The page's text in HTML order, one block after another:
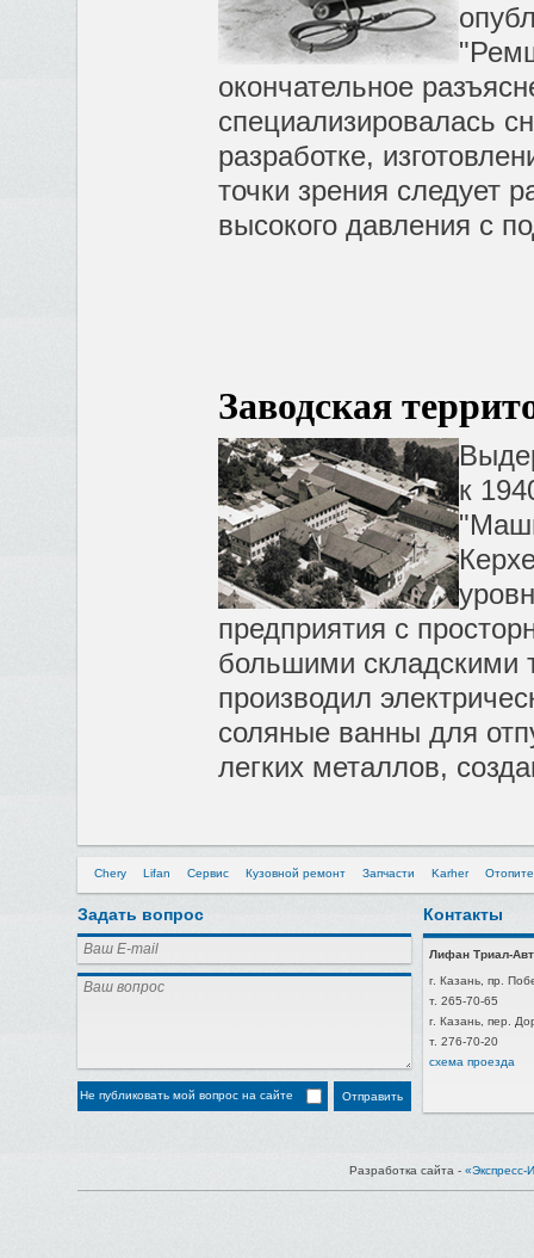
окончательное
специализировалась
разработке,
точки зрения следует
высокого давления с
Заводская
к
предприятия с
большими складскими
производил
соляные ванны для
легких металлов,
Chery Lifan Сервис Кузовной ремонт Запчасти Karher
Задать вопрос
Не публиковать мой вопрос на сайте
Контакты
Лифан Триал-
г. Казань, пр.
т. 265-70-65
г. Казань, пер.
т. 276-70-20
схема проезда
Разработка сайта - «Экспресс-